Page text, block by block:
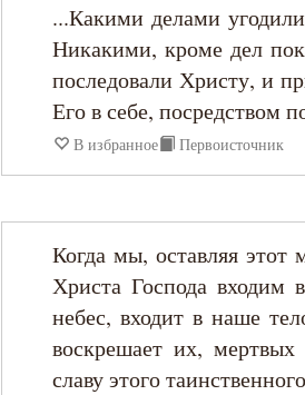
Симеон Новый Богослов
Тихон Задонский
Феофан Затворник
...Какими делами
Никакими, кроме дел
последовали Христу, и
Его в себе, посредством
В избранное Первоисточник
Когда мы, оставляя
Христа Господа
небес, входит в наше
воскрешает их, мертвых
славу этого